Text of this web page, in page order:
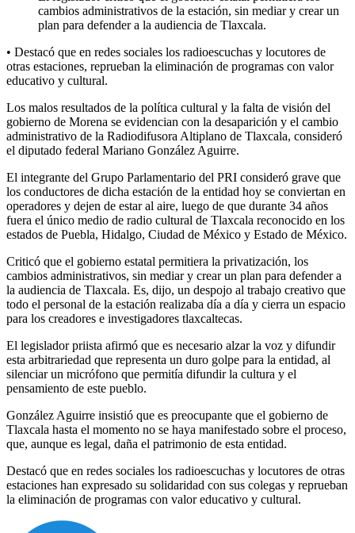
cambios administrativos de la estación, sin mediar y crear un
plan para defender a la audiencia de Tlaxcala.
• Destacó que en redes sociales los radioescuchas y locutores de
otras estaciones, reprueban la eliminación de programas con valor
educativo y cultural.
Los malos resultados de la política cultural y la falta de visión del
gobierno de Morena se evidencian con la desaparición y el cambio
administrativo de la Radiodifusora Altiplano de Tlaxcala, consideró
el diputado federal Mariano González Aguirre.
El integrante del Grupo Parlamentario del PRI consideró grave que
los conductores de dicha estación de la entidad hoy se conviertan en
operadores y dejen de estar al aire, luego de que durante 34 años
fuera el único medio de radio cultural de Tlaxcala reconocido en los
estados de Puebla, Hidalgo, Ciudad de México y Estado de México.
Criticó que el gobierno estatal permitiera la privatización, los
cambios administrativos, sin mediar y crear un plan para defender a
la audiencia de Tlaxcala. Es, dijo, un despojo al trabajo creativo que
todo el personal de la estación realizaba día a día y cierra un espacio
para los creadores e investigadores tlaxcaltecas.
El legislador priista afirmó que es necesario alzar la voz y difundir
esta arbitrariedad que representa un duro golpe para la entidad, al
silenciar un micrófono que permitía difundir la cultura y el
pensamiento de este pueblo.
González Aguirre insistió que es preocupante que el gobierno de
Tlaxcala hasta el momento no se haya manifestado sobre el proceso,
que, aunque es legal, daña el patrimonio de esta entidad.
Destacó que en redes sociales los radioescuchas y locutores de otras
estaciones han expresado su solidaridad con sus colegas y reprueban
la eliminación de programas con valor educativo y cultural.